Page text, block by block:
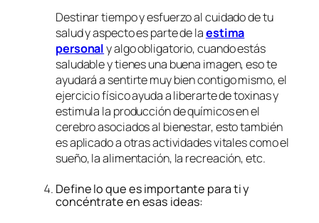
Destinar tiempo y esfuerzo al cuidado de tu
salud y aspecto es parte de laestima
personaly algo obligatorio, cuando estás
saludable y tienes una buena imagen, eso te
ayudará a sentirte muy bien contigo mismo, el
ejercicio físico ayuda a liberarte de toxinas y
estimula la producción de químicos en el
cerebro asociados al bienestar, esto también
es aplicado a otras actividades vitales como el
sueño, la alimentación, la recreación, etc.
Define lo que es importante para ti y
concéntrate en esas ideas: